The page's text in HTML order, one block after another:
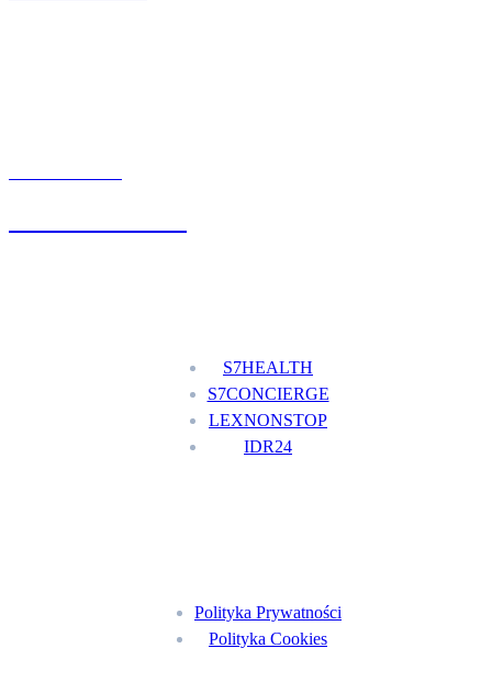
S7HEALTH
S7CONCIERGE
LEXNONSTOP
IDR24
Polityka Prywatności
Polityka Cookies